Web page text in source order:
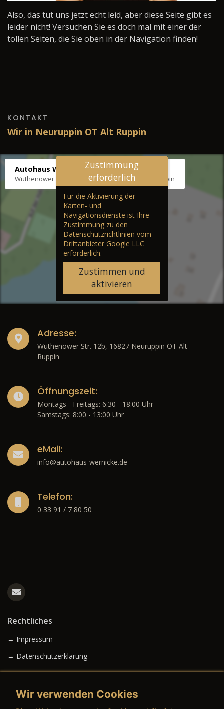
Also, das tut uns jetzt echt leid, aber diese Seite gibt es
leider nicht! Versuchen Sie es doch mal mit einer der
tollen Seiten, die Sie oben in der Navigation finden!
KONTAKT
Wir in Neuruppin OT Alt Ruppin
Autohaus Wernicke
Wuthenower Str. 12b, 16827 Neuruppin OT Alt Ruppin
Zustimmung
erforderlich
Für die Aktivierung der
Karten- und
Navigationsdienste ist Ihre
Zustimmung zu den
Datenschutzrichtlinien vom
Drittanbieter Google LLC
erforderlich.
Zustimmen und
aktivieren
Adresse:
Wuthenower Str. 12b, 16827 Neuruppin OT Alt
Ruppin
Öffnungszeit:
Montags - Freitags: 6:30 - 18:00 Uhr
Samstags: 8:00 - 13:00 Uhr
eMail:
info@autohaus-wernicke.de
Telefon:
0 33 91 / 7 80 50
Rechtliches
→ Impressum
→ Datenschutzerklärung
Wir verwenden Cookies